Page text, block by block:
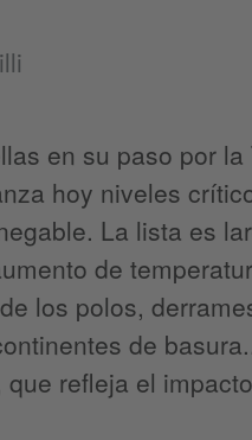
en su paso por
hoy niveles
La lista es
de
los polos,
de
refleja el